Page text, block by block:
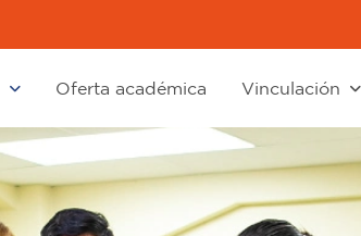
Oferta académica Vinculación